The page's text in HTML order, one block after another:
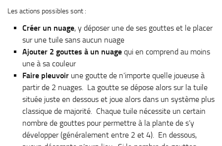
Les actions possibles sont :
Créer un nuage, y déposer une de ses gouttes et le placer
sur une tuile sans aucun nuage
Ajouter 2 gouttes à un nuage qui en comprend au moins
une à sa couleur
Faire pleuvoir une goutte de n’importe quelle joueuse à
partir de 2 nuages. La goutte se dépose alors sur la tuile
située juste en dessous et joue alors dans un système plus
classique de majorité. Chaque tuile nécessite un certain
nombre de gouttes pour permettre à la plante de s’y
développer (généralement entre 2 et 4). En dessous,